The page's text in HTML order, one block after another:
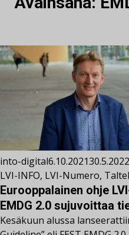
into-digital6.10.202130.5.2022
LVI-INFO, LVI-Numero,
Eurooppalainen ohje
EMDG 2.0 sujuvoittaa
Kesäkuun alussa